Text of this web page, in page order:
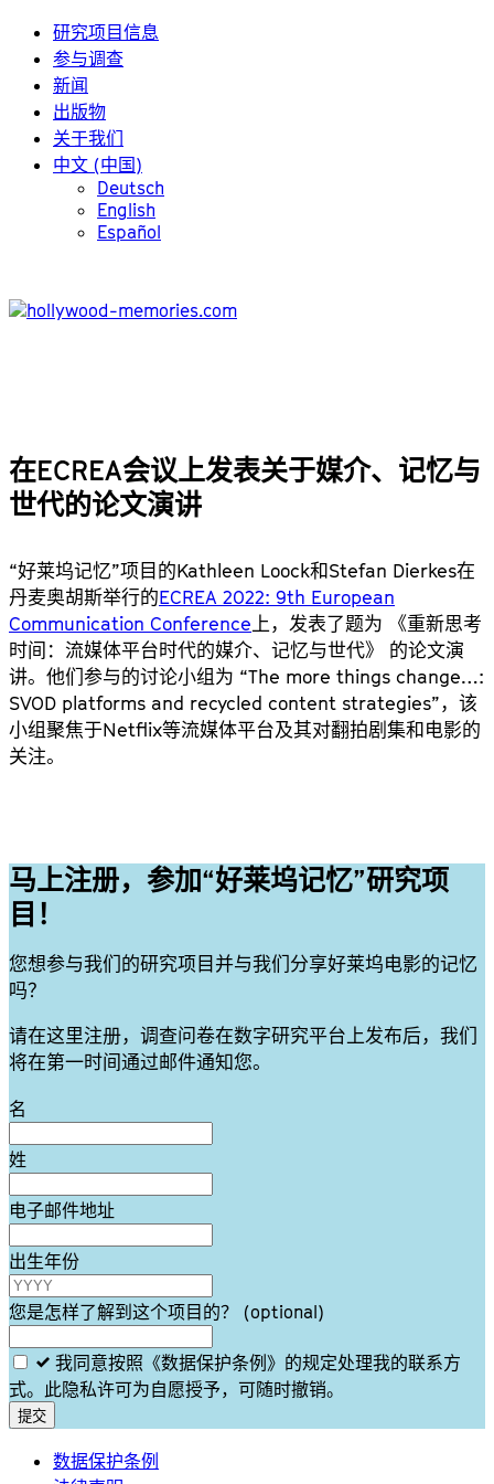
研究项目信息
参与调查
新闻
出版物
关于我们
中文 (中国)
Deutsch
English
Español
在ECREA会议上发表关于媒介、记忆与
世代的论文演讲
“好莱坞记忆”项目的Kathleen Loock和 Stefan Dierkes在
丹麦奥胡斯举行的ECREA 2022: 9th European
Communication Conference上，发表了题为
《重新思考
时间：流媒体平台时代的媒介、记忆与世代》
的论文演
讲。他们参与的讨论小组为 “The more things change…:
SVOD platforms and recycled content strategies” ，该
小组聚焦于Netflix等流媒体平台及其对翻拍剧集和电影的
关注。
马上注册，参加“好莱坞记忆”研究项
目！
您想参与我们的研究项目并与我们分享好莱坞电影的记忆
吗？
请在这里注册，调查问卷在数字研究平台上发布后，我们
将在第一时间通过邮件通知您。
Leave
this
field
blank
名
姓
电子邮件地址
出生年份
您是怎样了解到这个项目的？ (optional)
我同意按照《数据保护条例》的规定处理我的联系方
式。此隐私许可为自愿授予，可随时撤销。
提交
数据保护条例